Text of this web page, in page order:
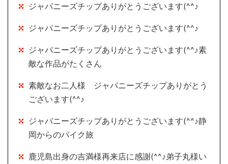
ジャパニーズチップありがとうございます(^^♪
ジャパニーズチップありがとうございます(^^♪
ジャパニーズチップありがとうございます(^^♪素
敵な作品がたくさん
素敵なお二人様 ジャパニーズチップありがとう
ございます(^^♪
ジャパニーズチップありがとうございます(^^♪静
岡からのバイク旅
鹿児島出身の吉満様再来店に感謝(^^♪弟子丸様い